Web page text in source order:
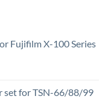
Fujifilm X-100 Series
set for TSN-66/88/99